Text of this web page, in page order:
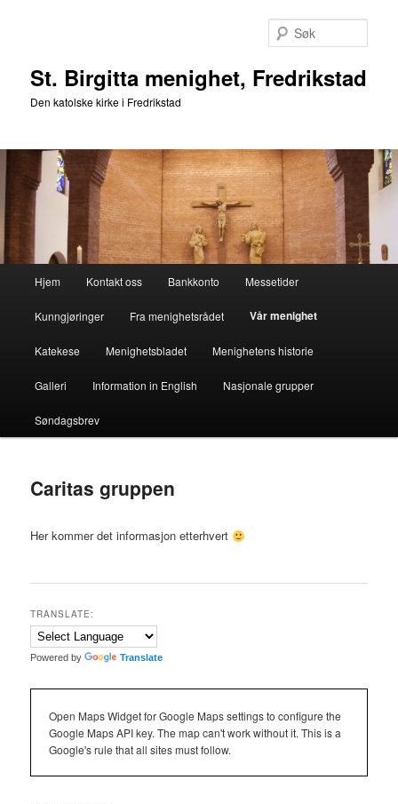
St. Birgitta menighet, Fredrikstad
Den katolske kirke i Fredrikstad
Hjem Kontakt oss Bankkonto Messetider
Kunngjøringer Fra menighetsrådet Vår menighet
Katekese Menighetsbladet Menighetens historie
Galleri Information in English Nasjonale grupper
Søndagsbrev
Caritas gruppen
Her kommer det informasjon etterhvert
TRANSLATE:
Powered by Translate
Open Maps Widget for Google Maps settings to configure the
Google Maps API key. The map can't work without it. This is a
Google's rule that all sites must follow.